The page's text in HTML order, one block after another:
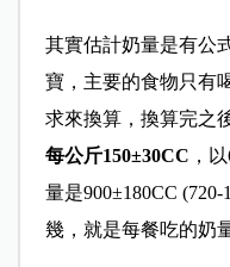
其實估計奶量是有公
寶，主要的食物只有
求來換算，換算完之
每公斤150±30CC ，
量是900±180CC
幾，就是每餐吃的奶